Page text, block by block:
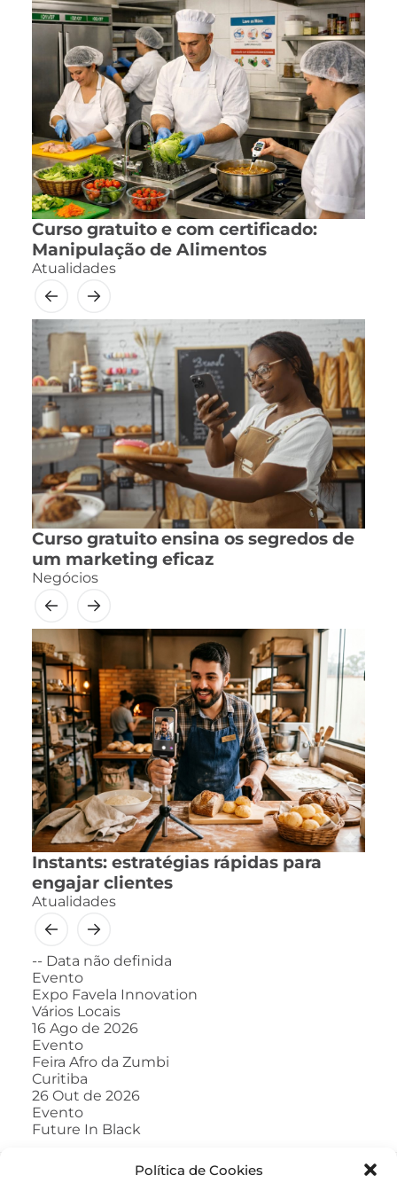
Política de Cookies
Curso gratuito e com certificado:
Manipulação de Alimentos
Atualidades
Curso gratuito ensina os segredos de
um marketing eficaz
Negócios
Instants: estratégias rápidas para
engajar clientes
Atualidades
-- Data não definida
Evento
Expo Favela Innovation
Vários Locais
16 Ago de 2026
Evento
Feira Afro da Zumbi
Curitiba
26 Out de 2026
Evento
Future In Black